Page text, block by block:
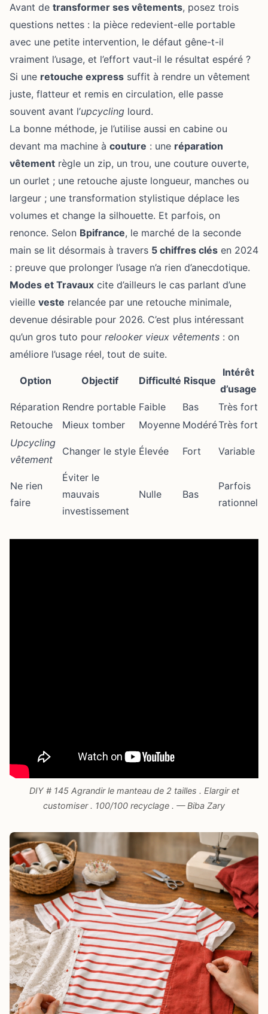
Avant de transformer ses vêtements, posez trois
questions nettes : la pièce redevient-elle portable
avec une petite intervention, le défaut gêne-t-il
vraiment l’usage, et l’effort vaut-il le résultat espéré ?
Si une retouche express suffit à rendre un vêtement
juste, flatteur et remis en circulation, elle passe
souvent avant l’upcycling lourd.
La bonne méthode, je l’utilise aussi en cabine ou
devant ma machine à couture : une réparation
vêtement règle un zip, un trou, une couture ouverte,
un ourlet ; une retouche ajuste longueur, manches ou
largeur ; une transformation stylistique déplace les
volumes et change la silhouette. Et parfois, on
renonce. Selon Bpifrance, le marché de la seconde
main se lit désormais à travers 5 chiffres clés en 2024
: preuve que prolonger l’usage n’a rien d’anecdotique.
Modes et Travaux cite d’ailleurs le cas parlant d’une
vieille veste relancée par une retouche minimale,
devenue désirable pour 2026. C’est plus intéressant
qu’un gros tuto pour relooker vieux vêtements : on
améliore l’usage réel, tout de suite.
Option Objectif Difficulté Risque
Intérêt
d’usage
Réparation Rendre portable Faible Bas
Très fort
Retouche
Mieux tomber Moyenne ModéréTrès fort
Upcycling
vêtement
Changer le style Élevée Fort Variable
Ne rien
faire
Éviter le
mauvais
investissement
Nulle Bas
Parfois
rationnel
DIY # 145 Agrandir le manteau de 2 tailles . Elargir et
customiser . 100/100 recyclage . — Biba Zary